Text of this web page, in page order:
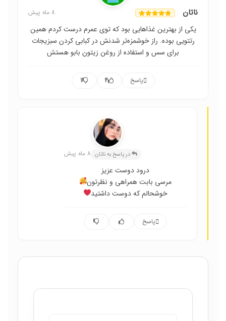
ناتان 8 ماه پیش
یکی از بهترین غذاهایی بود که توی عمرم درست کردم همین
رتتویی بوده. راز خوشمزه‌تر شدنش در کبابی کردن سبزیجات
برای سس و استفاده از روغن زیتون بابو هستش
پاسخ 4
1
در پاسخ به ناتان 8 ماه پیش
درود دوست عزیز
مرسی بابت همراهی و نظرتون
خوشحالم که دوست داشتید
پاسخ